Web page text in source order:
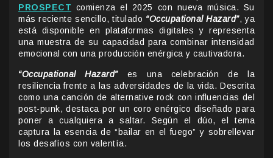
PROSPECT comienza el 2025 con nueva música. Su
más reciente sencillo, titulado “Occupational Hazard”, ya
está disponible en plataformas digitales y representa
una muestra de su capacidad para combinar intensidad
emocional con una producción enérgica y cautivadora.
“Occupational Hazard”es una celebración de la
resiliencia frente a las adversidades de la vida. Descrita
como una canción de alternative rock con influencias del
post-punk, destaca por un coro enérgico diseñado para
poner a cualquiera a saltar. Según el dúo, el tema
captura la esencia de “bailar en el fuego” y sobrellevar
los desafíos con valentía.